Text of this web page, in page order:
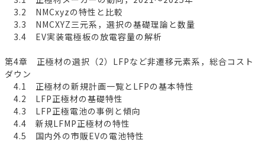
3.2 NMCxyzの特性と比較
3.3 NMCXYZ三元系，選択の基礎理論と数量
3.4 EV実装電極板の放電容量の解析
第4章 正極材の選択（2）LFPなど非遷移元素系，総合コスト
ダウン
4.1 正極材の新規計画一覧とLFPの基本特性
4.2 LFP正極材の基礎特性
4.3 LFP正極電池の事例と傾向
4.4 新規LFMP正極材の特性
4.5 国内外の市販EVの電池特性